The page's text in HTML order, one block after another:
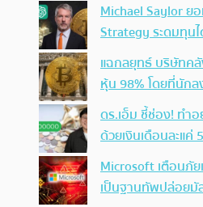
Michael Saylor ย
Strategy ระดมทุน
แฉกลยุทธ์ บริษัทคลั
หุ้น 98% โดยที่นัก
ดร.เอ็ม ชี้ช่อง! ทำ
ด้วยเงินเดือนละแค่
Microsoft เตือนภัย
เป็นฐานทัพปล่อยมั